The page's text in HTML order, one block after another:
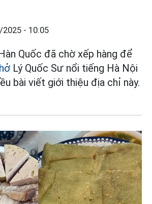
- 10:05
Quốc đã chờ xếp hàng để
Lý Quốc Sư nổi tiếng Hà Nội
bài viết giới thiệu địa chỉ này.